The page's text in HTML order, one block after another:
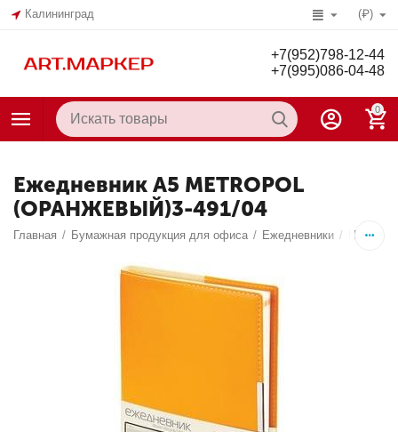
Калининград (₽)
+7(952)798-12-44
+7(995)086-04-48
0
Ежедневник А5 METROPOL
(ОРАНЖЕВЫЙ)3-491/04
Главная / Бумажная продукция для офиса / Ежедневники /